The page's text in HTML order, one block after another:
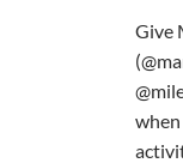
Give